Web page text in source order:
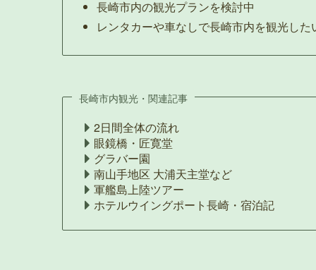
長崎市内の観光プランを検討中
レンタカーや車なしで長崎市内を観光した
長崎市内観光・関連記事
2日間全体の流れ
眼鏡橋・匠寛堂
グラバー園
南山手地区 大浦天主堂など
軍艦島上陸ツアー
ホテルウイングポート長崎・宿泊記